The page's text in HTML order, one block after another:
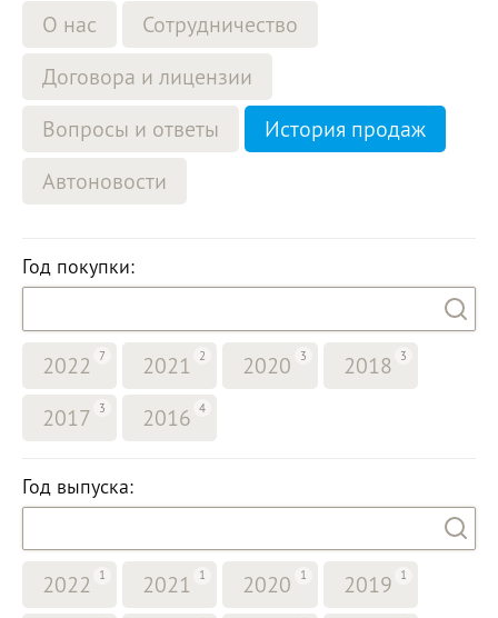
О нас
Сотрудничество
Договора и лицензии
Вопросы и ответы
История продаж
Автоновости
Год покупки:
2022 7 2021 2 2020 3 2018 3
2017 3 2016 4
Год выпуска:
2022 1 2021 1 2020 1 2019 1